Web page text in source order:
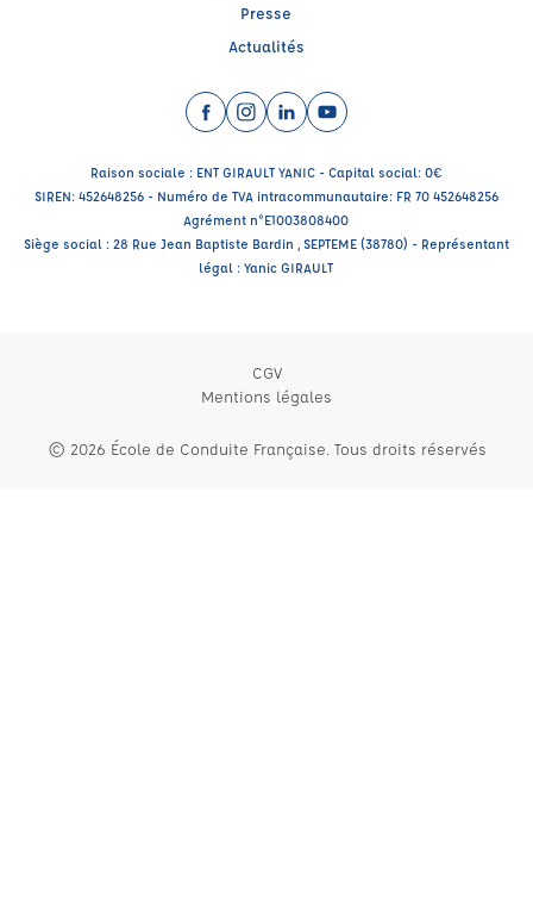
Presse
Actualités
Facebook (nouvelle fenêtre)
Instagram (nouvelle fenêtre)
LinkedIn (nouvelle fenêtre)
YouTube (nouvelle
Raison sociale : ENT GIRAULT YANIC - Capital social: 0€
SIREN: 452648256 - Numéro de TVA intracommunautaire: FR 70 452648256
Agrément n°E1003808400
Siège social : 28 Rue Jean Baptiste Bardin , SEPTEME (38780) - Représentant
légal : Yanic GIRAULT
CGV
Mentions légales
© 2026 École de Conduite Française. Tous droits réservés